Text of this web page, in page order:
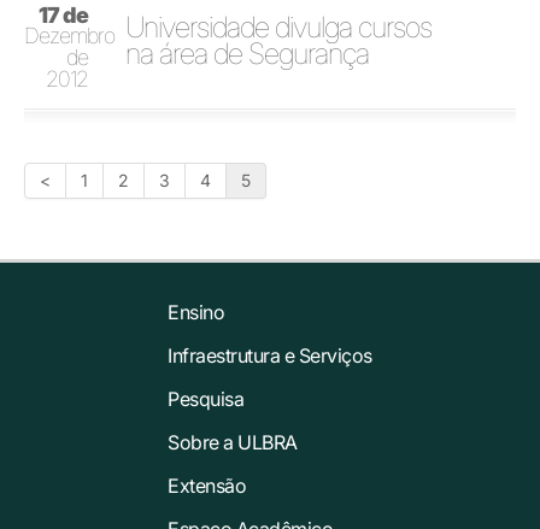
17 de
Dezembro
de
2012
Universidade divulga cursos
na área de Segurança
< 1 2 3 4 5
Ensino
Infraestrutura e Serviços
Pesquisa
Sobre a ULBRA
Extensão